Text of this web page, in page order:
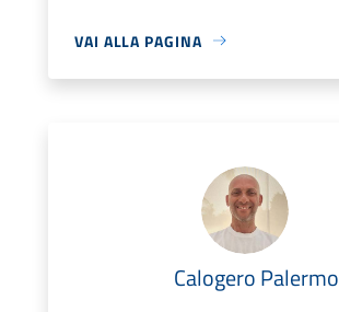
VAI ALLA PAGINA
Calogero Palermo